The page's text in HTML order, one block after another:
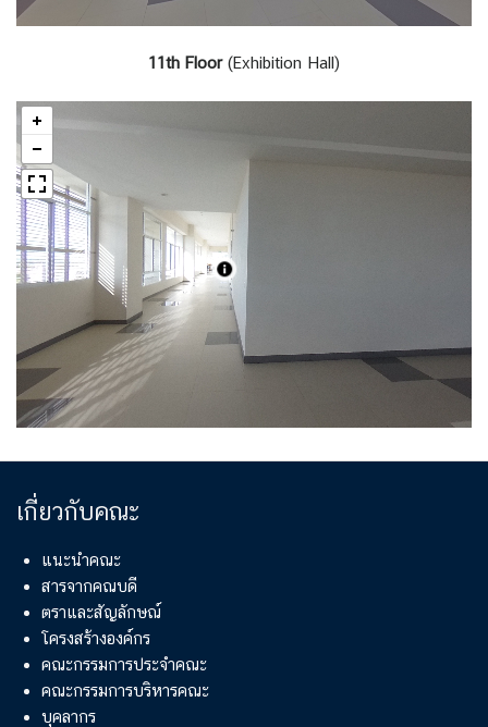
11th Floor(Exhibition Hall)
เกี่ยวกับคณะ
แนะนำคณะ
สารจากคณบดี
ตราและสัญลักษณ์
โครงสร้างองค์กร
คณะกรรมการประจำคณะ
คณะกรรมการบริหารคณะ
บุคลากร